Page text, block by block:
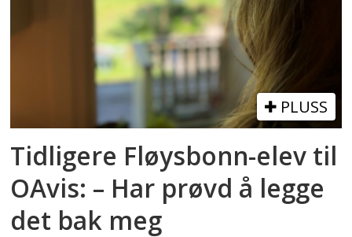
PLUSS
Tidligere Fløysbonn-elev til
OAvis: – Har prøvd å legge
det bak meg